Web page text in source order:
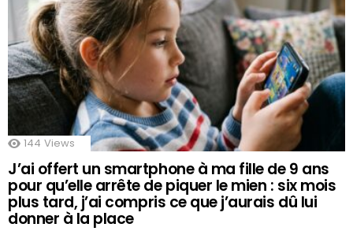
144 Views
J’ai offert un smartphone à ma fille de 9 ans
pour qu’elle arrête de piquer le mien : six mois
plus tard, j’ai compris ce que j’aurais dû lui
donner à la place